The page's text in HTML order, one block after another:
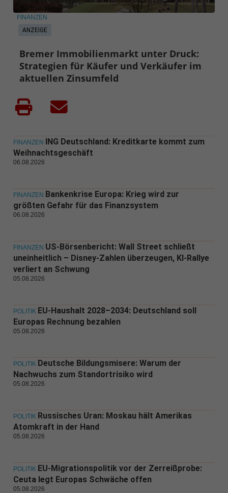
ANZEIGE
FINANZEN
Bremer Immobilienmarkt unter Druck:
Strategien für Käufer und Verkäufer im
aktuellen Zinsumfeld
FINANZEN ING Deutschland: Kreditkarte kommt zum
Weihnachtsgeschäft
06.08.2026
FINANZEN Bankenkrise Europa: Krieg wird zur
größten Gefahr für das Finanzsystem
06.08.2026
FINANZEN US-Börsenbericht: Wall Street schließt
uneinheitlich – Disney-Zahlen überzeugen, KI-Rallye
verliert an Schwung
05.08.2026
POLITIK EU-Haushalt 2028–2034: Deutschland soll
Europas Rechnung bezahlen
05.08.2026
POLITIK Deutsche Bildungsmisere: Warum der
Nachwuchs zum Standortrisiko wird
05.08.2026
POLITIK Russisches Uran: Moskau hält Amerikas
Atomkraft in der Hand
05.08.2026
POLITIK EU-Migrationspolitik vor der Zerreißprobe:
Ceuta legt Europas Schwäche offen
05.08.2026